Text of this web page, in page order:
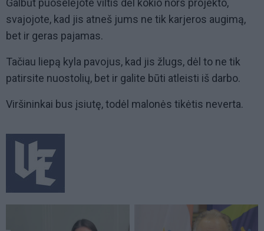
Galbūt puoselėjote viltis dėl kokio nors projekto,
svajojote, kad jis atneš jums ne tik karjeros augimą,
bet ir geras pajamas.
Tačiau liepą kyla pavojus, kad jis žlugs, dėl to ne tik
patirsite nuostolių, bet ir galite būti atleisti iš darbo.
Viršininkai bus įsiutę, todėl malonės tikėtis neverta.